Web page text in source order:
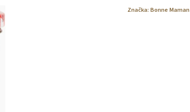
Značka: Bonne Maman